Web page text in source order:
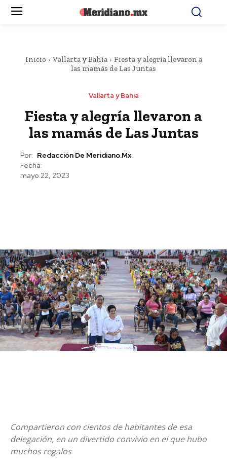
Inicio Vallarta y Bahía
Fiesta y alegría llevaron a
las mamás de Las Juntas
Vallarta y Bahía
Fiesta y alegría llevaron a
las mamás de Las Juntas
Por: Redacción De Meridiano.mx
Fecha:
mayo 22, 2023
Compartieron con cientos de habitantes de esa
delegación, en un divertido convivio en el que hubo
muchos regalos